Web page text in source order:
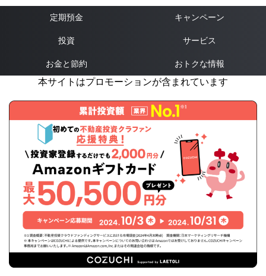
定期預金 キャンペーン
投資 サービス
お金と節約 おトクな情報
本サイトはプロモーションが含まれています